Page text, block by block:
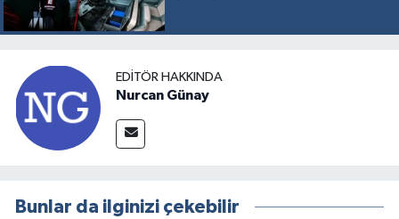
EDITÖR HAKKINDA
Nurcan Günay
Bunlar da ilginizi çekebilir